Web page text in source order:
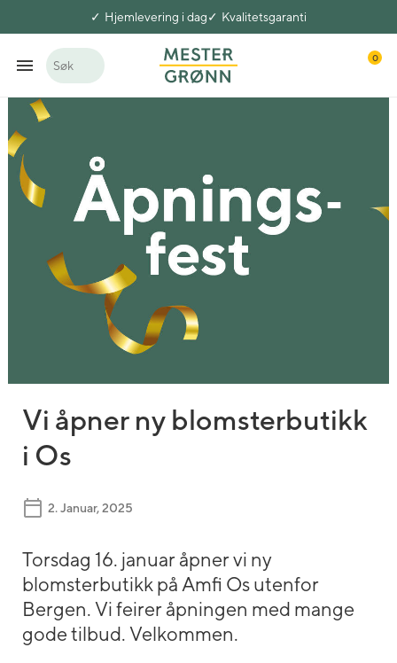
Hjemlevering i dag Kvalitetsgaranti
Søk
0
Vi åpner ny blomsterbutikk
i Os
2. Januar, 2025
Torsdag 16. januar åpner vi ny
blomsterbutikk på Amfi Os utenfor
Bergen. Vi feirer åpningen med mange
gode tilbud. Velkommen.